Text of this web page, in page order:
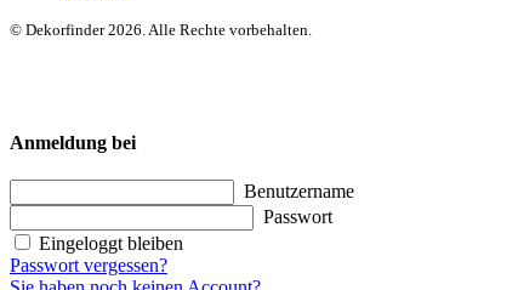
© Dekorfinder 2026. Alle Rechte vorbehalten.
Anmeldung bei
Benutzername
Passwort
Eingeloggt bleiben
Passwort vergessen?